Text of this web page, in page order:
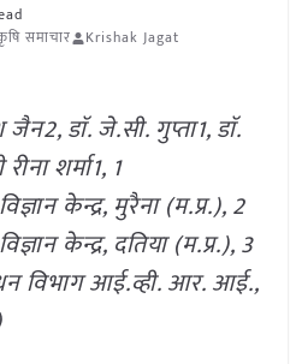
समाचार Krishak Jagat
जैन2, डाॅ. जे.सी. गुप्ता1, डाॅ.
शर्मा1, 1
केन्द्र, मुरैना (म.प्र.), 2
केन्द्र, दतिया (म.प्र.), 3
विभाग आई.व्ही. आर. आई.,